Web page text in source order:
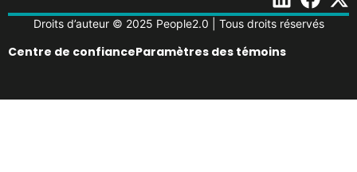
Droits d’auteur © 2025 People2.0 | Tous droits réservés
Centre de confianceParamètres des témoins